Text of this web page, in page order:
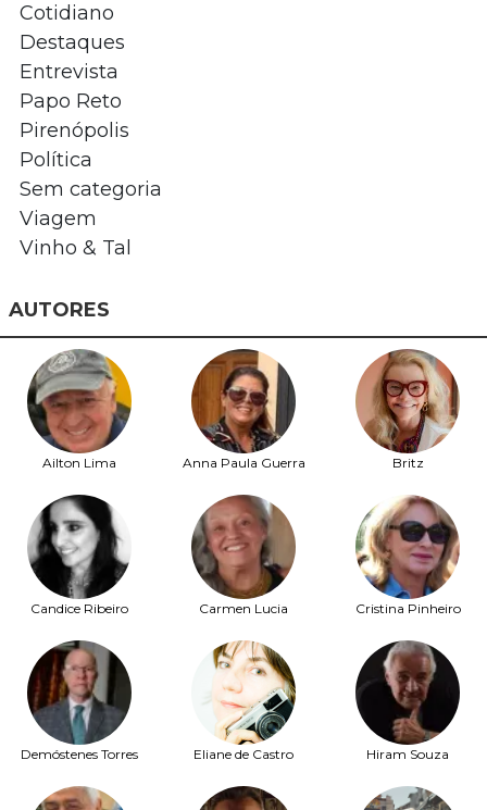
Cotidiano
Destaques
Entrevista
Papo Reto
Pirenópolis
Política
Sem categoria
Viagem
Vinho & Tal
AUTORES
Ailton Lima Anna Paula Guerra Britz
Candice Ribeiro Carmen Lucia Cristina Pinheiro
Demóstenes Torres Eliane de Castro Hiram Souza